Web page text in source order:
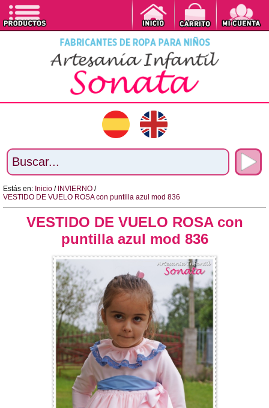
Estás en: Inicio / INVIERNO /
VESTIDO DE VUELO ROSA con puntilla azul mod 836
VESTIDO DE VUELO ROSA con
puntilla azul mod 836